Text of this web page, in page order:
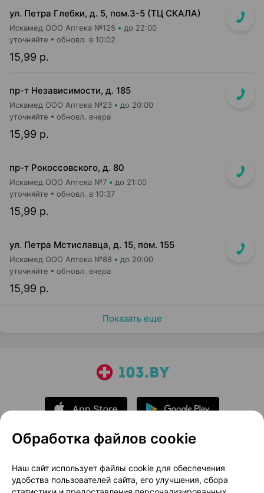
ул. Петра Глебки, д. 5, пом.3-5 (ТЦ СКАЛА)
Искамед ООО Аптека №125 до 22:00
15,99 р.
уточняйте обновл. в 10:02
пр-т Независимости, д. 185
Искамед ООО Аптека №23 до 20:00
15,99 р.
уточняйте обновл. вчера
пр-т Рокоссовского, д. 80
Искамед ООО Аптека №7 до 21:00
15,99 р.
уточняйте обновл. в 10:37
ул. Петра Мстиславца, д. 15, пом. 155
Искамед ООО Аптека №88 до 20:00
15,99 р.
уточняйте обновл. вчера
Показать еще
О проекте
Новости проекта
Размещение рекламы
Медицинский маркетинг
Обработка файлов cookie
Наш сайт использует файлы cookie для обеспечения
удобства пользователей сайта, его улучшения, сбора